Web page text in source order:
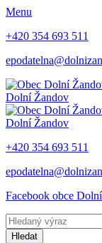
Menu
+420 354 693 511
Dolní Žandov
Dolní Žandov
+420 354 693 511
Facebook obce
Hledat